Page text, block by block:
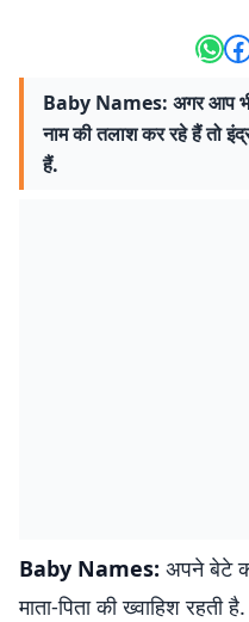
Baby Names: अगर आप भी
नाम की तलाश कर रहे हैं तो
हैं.
Baby Names: अपने बेटे
माता-पिता की ख्वाहिश